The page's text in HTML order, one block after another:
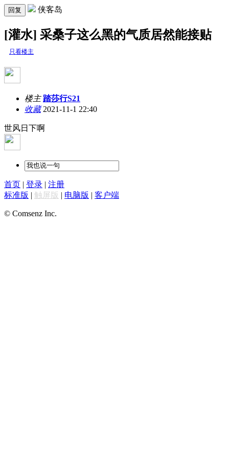
回复 侠客岛
[灌水] 采桑子这么黑的气质居然能接贴
只看楼主
楼主 踏莎行S21
收藏2021-11-1 22:40
世风日下啊
首页 | 登录 | 注册
标准版 | 触屏版 | 电脑版 | 客户端
© Comsenz Inc.